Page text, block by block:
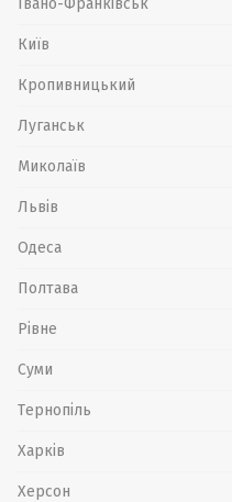
Київ
Кропивницький
Луганськ
Миколаїв
Львів
Одеса
Полтава
Рівне
Суми
Тернопіль
Харків
Херсон